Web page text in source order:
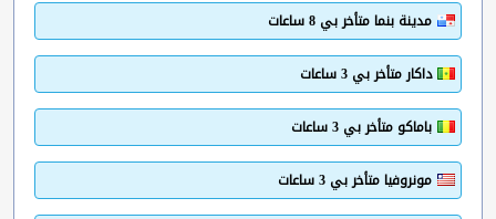
مدينة بنما متأخر بي 8 ساعات
داكار متأخر بي 3 ساعات
باماكو متأخر بي 3 ساعات
مونروفيا متأخر بي 3 ساعات